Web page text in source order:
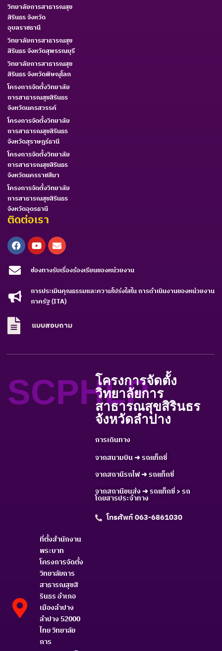
วิทยาลัยการสาธารณสุข
สิรินธร จังหวัด
อุบลราชธานี
วิทยาลัยการสาธารณสุข
สิรินธร จังหวัดสุพรรณบุรี
วิทยาลัยการสาธารณสุข
สิรินธร จังหวัดพิษณุโลก
โครงการจัดตั้งวิทยาลัย
การสาธารณสุขสิรินธร
จังหวัดนครสวรรค์
โครงการจัดตั้งวิทยาลัย
การสาธารณสุขสิรินธร
จังหวัดสุราษฎร์ธานี
โครงการจัดตั้งวิทยาลัย
การสาธารณสุขสิรินธร
จังหวัดนครราชสีมา
โครงการจัดตั้งวิทยาลัย
การสาธารณสุขสิรินธร
จังหวัดอุดรธานี
ติดต่อเรา
Facebook
YoutubeEnvelope
ช่องทางรับเรื่องร้องเรียนของหน่วยงาน
การประเมินคุณธรรมและความโปร่งใสใน การดำเนินงานของหน่วยงาน
ภาครัฐ (ITA)
แบบสอบถาม
SCPHLP
โครงการจัดตั้ง
วิทยาลัยการ
สาธารณสุขสิรินธร
จังหวัดลำปาง
การเดินทาง
จากสนามบิน ➜ รถแท็กซี่
จากสถานีรถไฟ ➜ รถแท็กซี่
จากสถานีขนส่ง ➜ รถแท็กซี่ > รถ
โดยสารประจำทาง
โทรศัพท์ 063-6861030
ที่ตั้งสำนักงาน
พระบาท
โครงการจัดตั้ง
วิทยาลัยการ
สาธารณสุขสิ
รินธร อำเภอ
เมืองลำปาง
ลำปาง 52000
ไทย วิทยาลัย
การ